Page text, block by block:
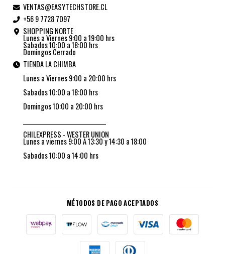
VENTAS@EASYTECHSTORE.CL
+56 9 7728 7097
SHOPPING NORTE
Lunes a Viernes 9:00 a 19:00 hrs
Sabados 10:00 a 18:00 hrs
Domingos Cerrado
TIENDA LA CHIMBA
Lunes a Viernes 9:00 a 20:00 hrs
Sabados 10:00 a 18:00 hrs
Domingos 10:00 a 20:00 hrs
CHILEXPRESS - WESTER UNION
Lunes a viernes 9:00 A 13:30 y 14:30 a 18:00
Sabados 10:00 a 14:00 hrs
MÉTODOS DE PAGO ACEPTADOS